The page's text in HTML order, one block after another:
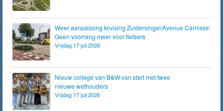
Weer aanpassing kruising Zuidersingel/Avenue Carnisse:
Geen voorrang meer voor fietsers
Vrijdag 17 juli 2026
Nieuw college van B&W van start met twee
nieuwe wethouders
Vrijdag 17 juli 2026